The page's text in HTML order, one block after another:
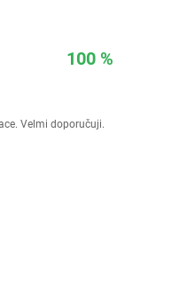
100 %
Velmi doporučuji.